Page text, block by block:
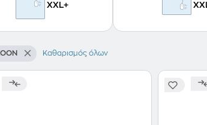
XXL+
Καθαρισμός όλων